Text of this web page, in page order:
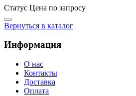
Статус Цена по запросу
Вернуться в каталог
Информация
О нас
Контакты
Доставка
Оплата